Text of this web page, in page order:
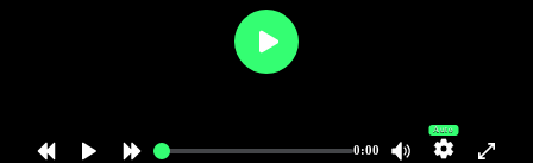
0:00
Auto